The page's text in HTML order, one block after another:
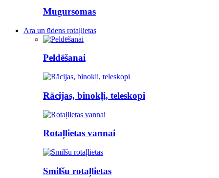
Mugursomas
Āra un ūdens rotaļlietas
Peldēšanai
Rācijas, binokļi, teleskopi
Rotaļlietas vannai
Smilšu rotaļlietas